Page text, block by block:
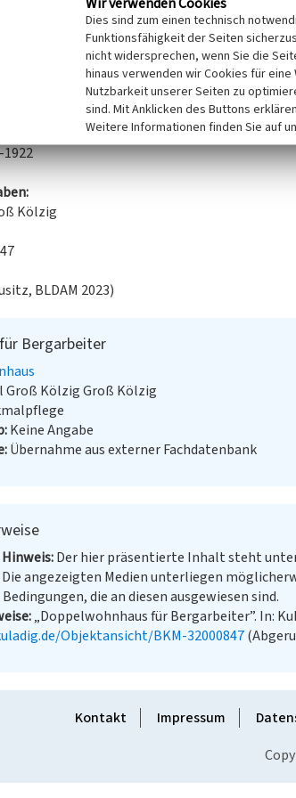
Gestaltung lässt sich an Kubatur,
noch nachvollziehen. Gestaltprägend ist der
den zwei schmale Fenster eingelassen sind.
links vom Eingang erweitert worden, auch die
Kölzig
BLDAM 2023)
Bergarbeiter
Groß Kölzig Groß Kölzig
Keine Angabe
Übernahme aus externer Fachdatenbank
Der hier präsentierte Inhalt steht
angezeigten Medien unterliegen
die an diesen ausgewiesen sind.
„Doppelwohnhaus für Bergarbeiter”. In:
Objektansicht/BKM-32000847
Kontakt Impressum
Dies sind zum einen technisch
Funktionsfähigkeit der Seiten
nicht widersprechen, wenn Sie die
hinaus verwenden wir Cookies für eine
Nutzbarkeit unserer Seiten zu
sind. Mit Anklicken des Buttons
Weitere Informationen finden Sie auf